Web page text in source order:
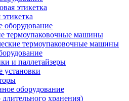
этикетка
оборудование
термоупаковочные машины
термоупаковочные машины
и паллетайзеры
установки
оборудование
хранения)